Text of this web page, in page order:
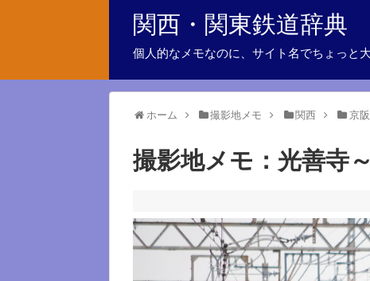
関西・関東鉄道辞典
個人的なメモなのに、サイト名でちょっと
ホーム 撮影地メモ 関西 京
撮影地メモ：光善寺